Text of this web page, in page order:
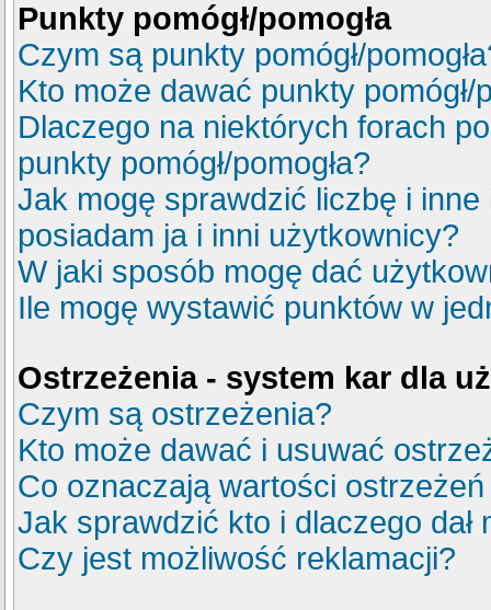
Punkty pomógł/pomogła
Czym są punkty pomógł/
Kto może dawać punkty pomógł/
Dlaczego na niektórych forach
punkty pomógł/pomogła?
Jak mogę sprawdzić liczbę i
posiadam ja i inni użytkownicy?
W jaki sposób mogę dać
Ile mogę wystawić punktów w
Ostrzeżenia - system kar dla
Czym są ostrzeżenia?
Kto może dawać i usuwać
Co oznaczają wartości
Jak sprawdzić kto i dlaczego dał
Czy jest możliwość reklamacji?